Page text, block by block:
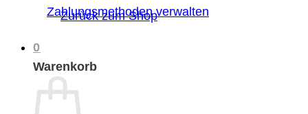
Zurück zum Shop
0
Warenkorb
Zahlungsmethoden verwalten